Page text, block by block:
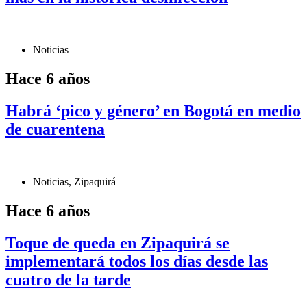
Noticias
Hace 6 años
Habrá ‘pico y género’ en Bogotá en medio
de cuarentena
Noticias, Zipaquirá
Hace 6 años
Toque de queda en Zipaquirá se
implementará todos los días desde las
cuatro de la tarde